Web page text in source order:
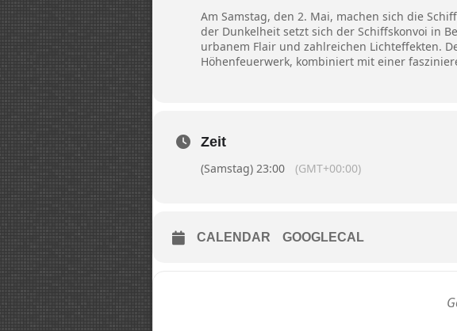
Am Samstag, den 2. Mai, machen sich die
der Dunkelheit setzt sich der Schiffskonvoi in
urbanem Flair und zahlreichen Lichteffekten.
Höhenfeuerwerk, kombiniert mit einer
Zeit
(Samstag) 23:00 (GMT+00:00)
CALENDAR GOOGLECAL